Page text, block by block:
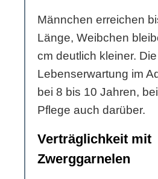
Männchen erreichen
Länge, Weibchen
cm deutlich kleiner. Die
Lebenserwartung im
bei 8 bis 10 Jahren,
Pflege auch darüber.
Verträglichkeit mit
Zwerggarnelen